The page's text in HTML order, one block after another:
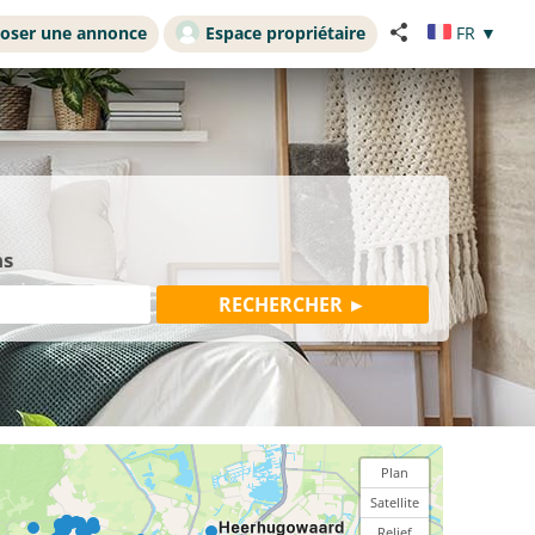
une annonce Espace propriétaire FR ▼
Plan
Satellite